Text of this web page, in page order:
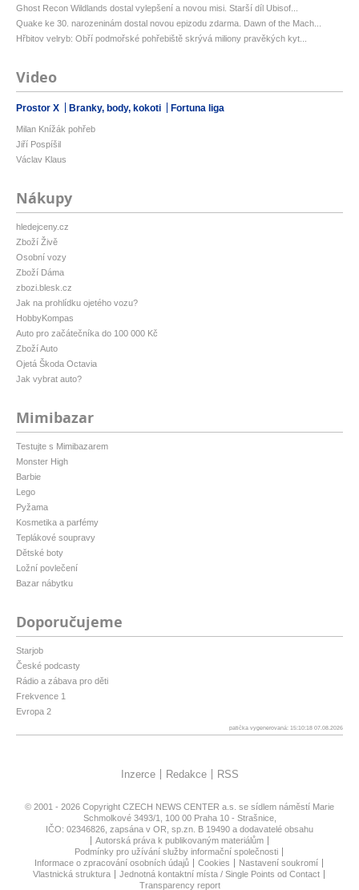
Ghost Recon Wildlands dostal vylepšení a novou misi. Starší díl Ubisof...
Quake ke 30. narozeninám dostal novou epizodu zdarma. Dawn of the Mach...
Hřbitov velryb: Obří podmořské pohřebiště skrývá miliony pravěkých kyt...
Video
Prostor X Branky, body, kokoti Fortuna liga
Milan Knížák pohřeb
Jiří Pospíšil
Václav Klaus
Nákupy
hledejceny.cz
Zboží Živě
Osobní vozy
Zboží Dáma
zbozi.blesk.cz
Jak na prohlídku ojetého vozu?
HobbyKompas
Auto pro začátečníka do 100 000 Kč
Zboží Auto
Ojetá Škoda Octavia
Jak vybrat auto?
Mimibazar
Testujte s Mimibazarem
Monster High
Barbie
Lego
Pyžama
Kosmetika a parfémy
Teplákové soupravy
Dětské boty
Ložní povlečení
Bazar nábytku
Doporučujeme
Starjob
České podcasty
Rádio a zábava pro děti
Frekvence 1
Evropa 2
patička vygenerovaná: 15:10:18 07.08.2026
Inzerce Redakce RSS
© 2001 - 2026 Copyright CZECH NEWS CENTER a.s. se sídlem náměstí Marie
Schmolkové 3493/1, 100 00 Praha 10 - Strašnice,
IČO: 02346826, zapsána v OR, sp.zn. B 19490 a dodavatelé obsahu
Autorská práva k publikovaným materiálům
Podmínky pro užívání služby informační společnosti
Informace o zpracování osobních údajů
Cookies
Nastavení soukromí
Vlastnická struktura
Jednotná kontaktní místa / Single Points od Contact
Transparency report